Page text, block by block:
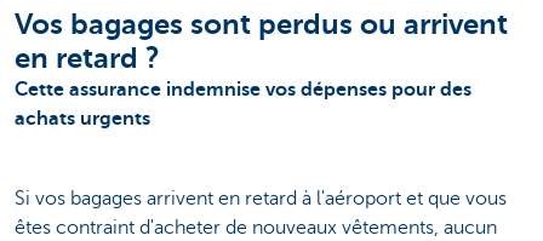
Vos bagages sont perdus ou arrivent
en retard ?
Cette assurance indemnise vos dépenses pour des
achats urgents
Si vos bagages arrivent en retard à l'aéroport et que vous
êtes contraint d'acheter de nouveaux vêtements, aucun